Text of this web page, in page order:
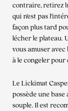
contraire, retirez
qui n’est pas
façon plus tard
lécher le plateau.
vous amuser avec
à le congeler pour
Le Lickimat
possède une
souple. Il est